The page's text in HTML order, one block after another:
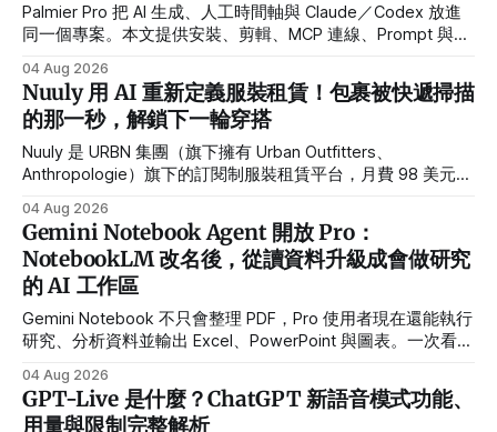
Palmier Pro 把 AI 生成、人工時間軸與 Claude／Codex 放進
同一個專案。本文提供安裝、剪輯、MCP 連線、Prompt 與匯
04 Aug 2026
Nuuly 用 AI 重新定義服裝租賃！包裹被快遞掃描
的那一秒，解鎖下一輪穿搭
Nuuly 是 URBN 集團（旗下擁有 Urban Outfitters、
Anthropologie）旗下的訂閱制服裝租賃平台，月費 98 美元可
之一。 Nuuly 透過即時物流數據和 AI 驅動的跨通路行銷系
統，把每一個實體物流節點——包裹送達、歸還掃描——轉化
成個人化的數位互動觸發點，並用 AI 預測訂閱者的流失風
險，在取消訂閱行為發生前主動介入。
04 Aug 2026
Gemini Notebook Agent 開放 Pro：
NotebookLM 改名後，從讀資料升級成會做研究
的 AI 工作區
Gemini Notebook 不只會整理 PDF，Pro 使用者現在還能執行
研究、分析資料並輸出 Excel、PowerPoint 與圖表。一次看懂
04 Aug 2026
GPT-Live 是什麼？ChatGPT 新語音模式功能、
用量與限制完整解析